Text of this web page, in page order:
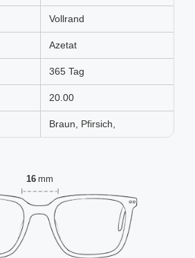
Vollrand
Azetat
365 Tag
20.00
Braun, Pfirsich,
16 mm